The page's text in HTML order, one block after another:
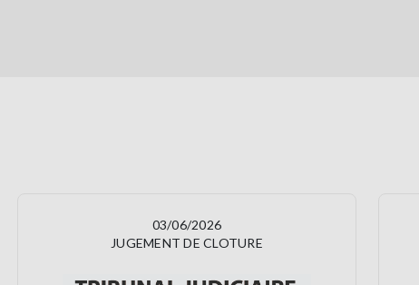
03/06/2026
JUGEMENT DE CLOTURE